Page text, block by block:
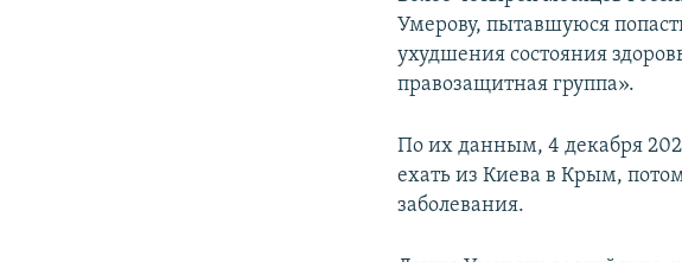
Умерову, пытавшуюся
ухудшения состояния
правозащитная группа».
По их данным, 4 декабря
ехать из Киева в Крым,
заболевания.